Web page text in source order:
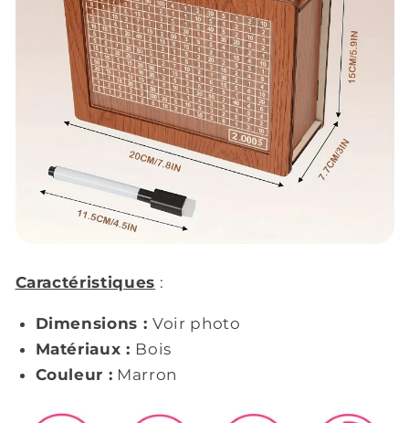
Caractéristiques :
Dimensions :Voir photo
Matériaux : Bois
Couleur : Marron